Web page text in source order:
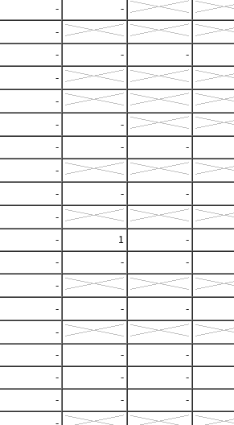
-
-
-
- - -
-
-
-
-
- - -
-
- - -
-
- 1 -
- - -
-
- - -
-
- - -
- - -
- - -